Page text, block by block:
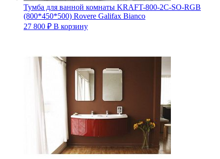
Тумба для ванной комнаты KRAFT-800-2C-SO-RGB
(800*450*500) Rovere Galifax Bianco
27 800 ₽ В корзину